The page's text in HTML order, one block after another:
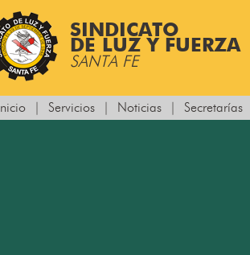
SINDICATO
DE LUZ Y FUERZA
SANTA FE
Inicio Servicios Noticias Secretarías